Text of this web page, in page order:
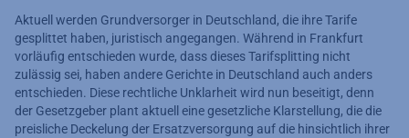
Aktuell werden Grundversorger in Deutschland, die ihre Tarife
gesplittet haben, juristisch angegangen. Während in Frankfurt
vorläufig entschieden wurde, dass dieses Tarifsplitting nicht
zulässig sei, haben andere Gerichte in Deutschland auch anders
entschieden. Diese rechtliche Unklarheit wird nun beseitigt, denn
der Gesetzgeber plant aktuell eine gesetzliche Klarstellung, die die
preisliche Deckelung der Ersatzversorgung auf die hinsichtlich ihrer